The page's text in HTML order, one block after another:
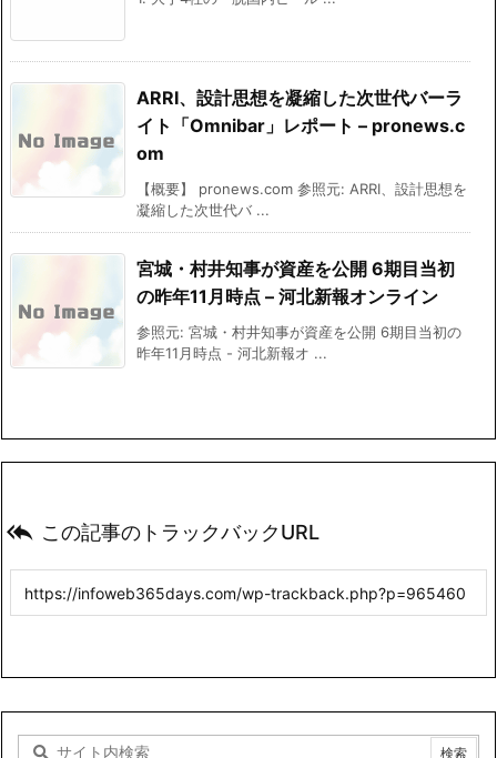
ARRI、設計思想を凝縮した次世代バーラ
イト「Omnibar」レポート – pronews.c
om
【概要】 pronews.com 参照元: ARRI、設計思想を
凝縮した次世代バ ...
宮城・村井知事が資産を公開 6期目当初
の昨年11月時点 – 河北新報オンライン
参照元: 宮城・村井知事が資産を公開 6期目当初の
昨年11月時点 - 河北新報オ ...
 この記事のトラックバックURL